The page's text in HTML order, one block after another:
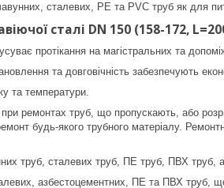
сталевих, PE та PVC труб як для
сталі DN 150 (158-172,
протікання на магістральних та
та довговічність забезпечують
та температури.
ремонтах труб, що пропускають, або
будь-якого трубного матеріалу.
труб, сталевих труб, ПЕ труб, ПВХ труб,
азбестоцементних, ПЕ та ПВХ труб, що